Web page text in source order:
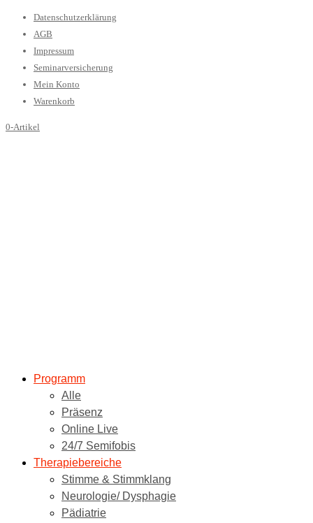
Datenschutzerklärung
AGB
Impressum
Seminarversicherung
Mein Konto
Warenkorb
0-Artikel
Programm
Alle
Präsenz
Online Live
24/7 Semifobis
Therapiebereiche
Stimme & Stimmklang
Neurologie/ Dysphagie
Pädiatrie